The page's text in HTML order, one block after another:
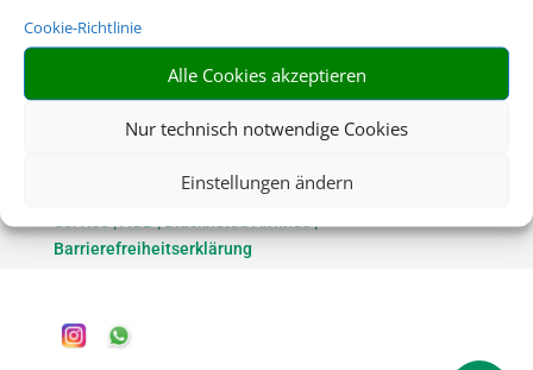
Cookie-Richtlinie
Alle Cookies akzeptieren
Nur technisch notwendige Cookies
Einstellungen ändern
Rechtliche Informationen
Datenschutzerklärung|Online Check-In
Service|AGB|Blacklisted Airlines|
Barrierefreiheitserklärung